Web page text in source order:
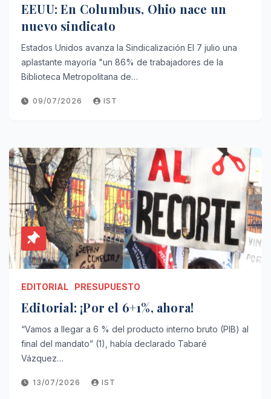
EEUU: En Columbus, Ohio nace un
nuevo sindicato
Estados Unidos avanza la Sindicalización El 7 julio una
aplastante mayoría "un 86% de trabajadores de la
Biblioteca Metropolitana de…
09/07/2026 IST
EDITORIAL PRESUPUESTO
Editorial: ¡Por el 6+1%, ahora!
“Vamos a llegar a 6 % del producto interno bruto (PIB) al
final del mandato” (1), había declarado Tabaré
Vázquez…
13/07/2026 IST